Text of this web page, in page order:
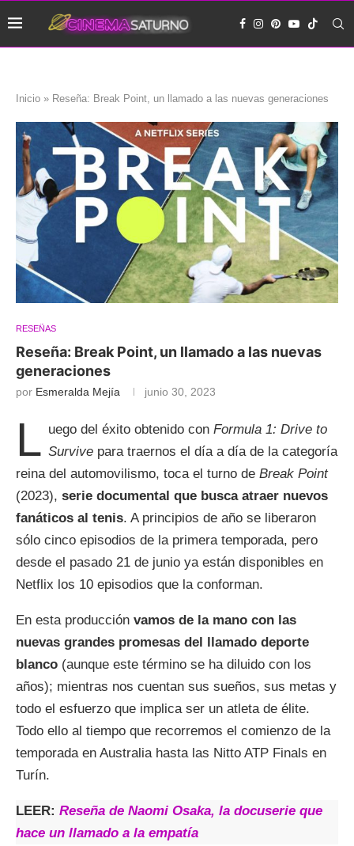
Inicio » Reseña: Break Point, un llamado a las nuevas generaciones
RESEÑAS
Reseña: Break Point, un llamado a las nuevas
generaciones
por Esmeralda Mejía junio 30, 2023
L uego del éxito obtenido con Formula 1: Drive to
Survive para traernos el día a día de la categoría
reina del automovilismo, toca el turno de Break Point
(2023), serie documental que busca atraer nuevos
fanáticos al tenis. A principios de año se liberaron
sólo cinco episodios de la primera temporada, pero
desde el pasado 21 de junio ya están disponibles en
Netflix los 10 episodios que la conforman.
En esta producción vamos de la mano con las
nuevas grandes promesas del llamado deporte
blanco (aunque este término se ha diluido con los
años); mientras nos cuentan sus sueños, sus metas y
todo el esfuerzo que implica ser un atleta de élite.
Todo ello al tiempo que recorremos el comienzo de la
temporada en Australia hasta las Nitto ATP Finals en
Turín.
LEER: Reseña de Naomi Osaka, la docuserie que
hace un llamado a la empatía